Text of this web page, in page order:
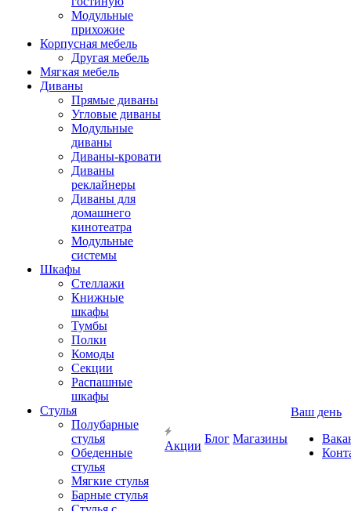
Модульные
прихожие
Корпусная мебель
Другая мебель
Мягкая мебель
Диваны
Прямые диваны
Угловые диваны
Модульные
диваны
Диваны-кровати
Диваны
реклайнеры
Диваны для
домашнего
кинотеатра
Модульные
системы
Шкафы
Стеллажи
Книжные
шкафы
Тумбы
Полки
Комоды
Секции
Распашные
шкафы
Стулья
Полубарные
стулья
Обеденные
стулья
Мягкие стулья
Барные стулья
Акции
Блог Магазины
Ваш день